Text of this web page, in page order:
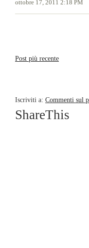
ottobre 17, 2011 2:18 PM
Post più recente
Iscriviti a: Commenti sul
ShareThis